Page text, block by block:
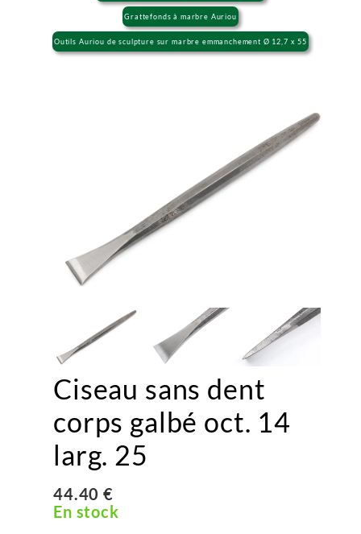
Grattefonds à marbre Auriou
Outils Auriou de sculpture sur marbre emmanchement Ø 12,7 x 55
Ciseau sans dent
corps galbé oct. 14
larg. 25
44.40 €
En stock